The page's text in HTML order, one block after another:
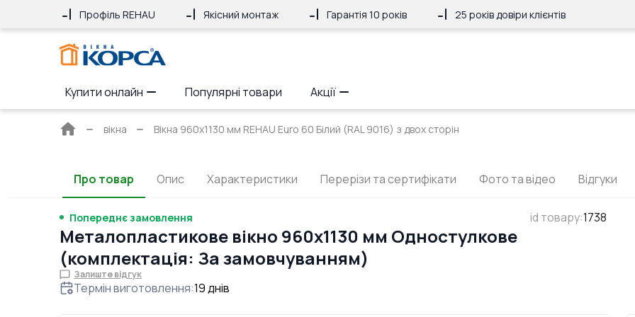
Профіль REHAU Якісний монтаж Гарантія 10 років 25 років довіри клієнтів
Купити онлайн Популярні товари Акції
Головна
вікна Вікна 960x1130 мм REHAU Euro 60 Білий (RAL 9016) з двох сторін
Про товар Опис Характеристики Перерізи та сертифікати Фото та відео Відгуки
Попереднє замовлення id товару:1738
Металопластикове вікно 960x1130 мм Одностулкове
(комплектація: За замовчуванням)
Залиште відгук
Термін виготовлення:19днів